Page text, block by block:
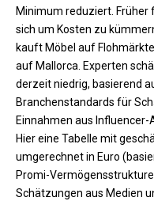
Minimum reduziert. Früher
sich um Kosten zu
kauft Möbel auf
auf Mallorca. Experten
derzeit niedrig, basierend
Branchenstandards für
Einnahmen aus
Hier eine Tabelle mit
umgerechnet in Euro
Promi-
Schätzungen aus Medien